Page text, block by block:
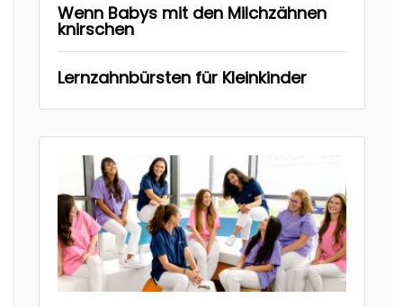
Wenn Babys mit den Milchzähnen
knirschen
Lernzahnbürsten für Kleinkinder